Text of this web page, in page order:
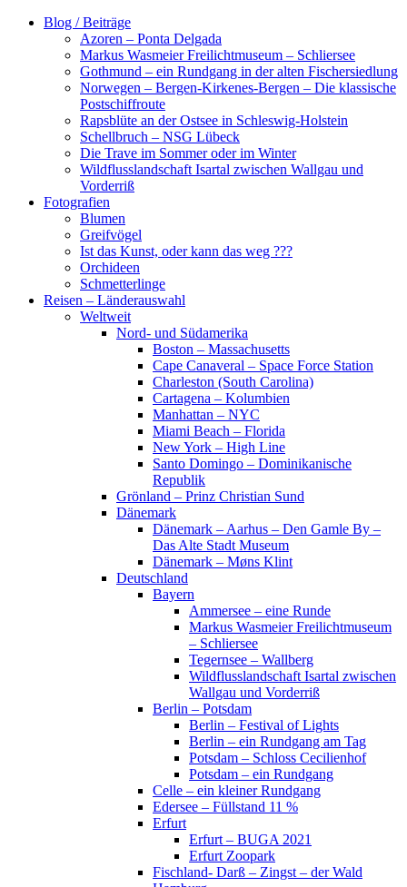
Zum
Blog / Beiträge
Azoren – Ponta Delgada
Markus Wasmeier Freilichtmuseum – Schliersee
Gothmund – ein Rundgang in der alten Fischersiedlung
Norwegen – Bergen-Kirkenes-Bergen – Die klassische
Postschiffroute
Rapsblüte an der Ostsee in Schleswig-Holstein
Schellbruch – NSG Lübeck
Die Trave im Sommer oder im Winter
Wildflusslandschaft Isartal zwischen Wallgau und
Vorderriß
Fotografien
Blumen
Greifvögel
Ist das Kunst, oder kann das weg ???
Orchideen
Schmetterlinge
Reisen – Länderauswahl
Weltweit
Nord- und Südamerika
Boston – Massachusetts
Cape Canaveral – Space Force Station
Charleston (South Carolina)
Cartagena – Kolumbien
Manhattan – NYC
Miami Beach – Florida
New York – High Line
Santo Domingo – Dominikanische
Republik
Grönland – Prinz Christian Sund
Dänemark
Dänemark – Aarhus – Den Gamle By –
Das Alte Stadt Museum
Dänemark – Møns Klint
Deutschland
Bayern
Ammersee – eine Runde
Markus Wasmeier Freilichtmuseum
– Schliersee
Tegernsee – Wallberg
Wildflusslandschaft Isartal zwischen
Wallgau und Vorderriß
Berlin – Potsdam
Berlin – Festival of Lights
Berlin – ein Rundgang am Tag
Potsdam – Schloss Cecilienhof
Potsdam – ein Rundgang
Celle – ein kleiner Rundgang
Edersee – Füllstand 11 %
Erfurt
Erfurt – BUGA 2021
Erfurt Zoopark
Fischland- Darß – Zingst – der Wald